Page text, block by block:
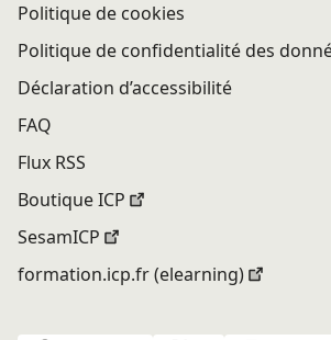
Politique de cookies
Politique de confidentialité des
Déclaration d’accessibilité
FAQ
Flux RSS
Boutique ICP
SesamICP
formation.icp.fr (elearning)